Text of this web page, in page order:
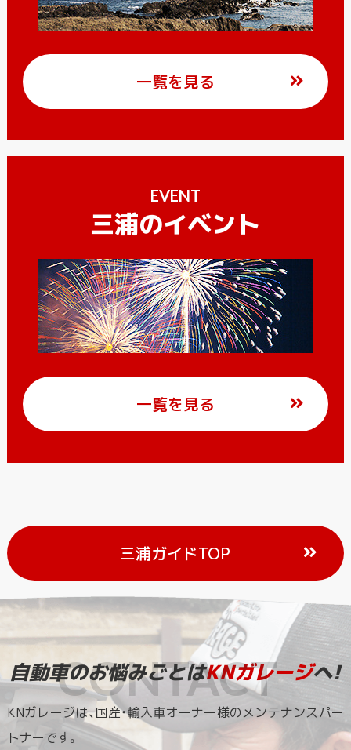
一覧を見る
EVENT
三浦のイベント
一覧を見る
三浦ガイドTOP
自動車のお悩みごとはKNガレージへ!
KNガレージは、国産・輸入車オーナー様のメンテナンスパー
トナーです。